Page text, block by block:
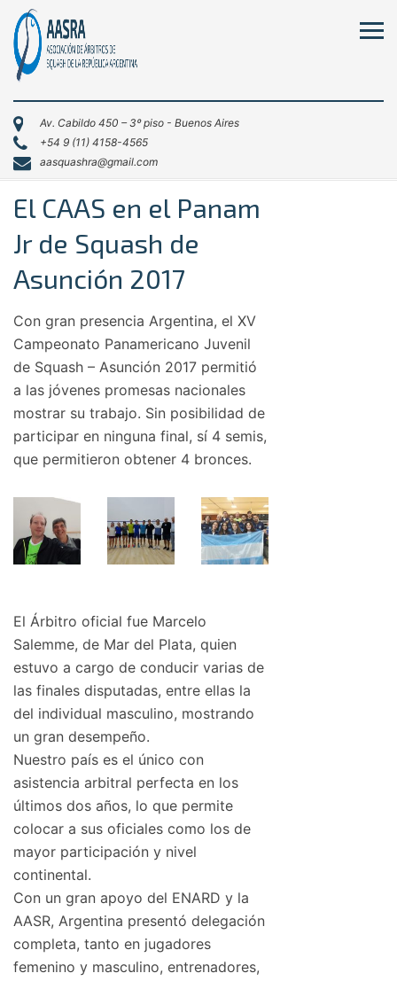
Av. Cabildo 450 – 3º piso - Buenos Aires
+54 9 (11) 4158-4565
aasquashra@gmail.com
El CAAS en el Panam
Jr de Squash de
Asunción 2017
Con gran presencia Argentina, el XV
Campeonato Panamericano Juvenil
de Squash – Asunción 2017 permitió
a las jóvenes promesas nacionales
mostrar su trabajo. Sin posibilidad de
participar en ninguna final, sí 4 semis,
que permitieron obtener 4 bronces.
El Árbitro oficial fue Marcelo
Salemme, de Mar del Plata, quien
estuvo a cargo de conducir varias de
las finales disputadas, entre ellas la
del individual masculino, mostrando
un gran desempeño.
Nuestro país es el único con
asistencia arbitral perfecta en los
últimos dos años, lo que permite
colocar a sus oficiales como los de
mayor participación y nivel
continental.
Con un gran apoyo del ENARD y la
AASR, Argentina presentó delegación
completa, tanto en jugadores
femenino y masculino, entrenadores,